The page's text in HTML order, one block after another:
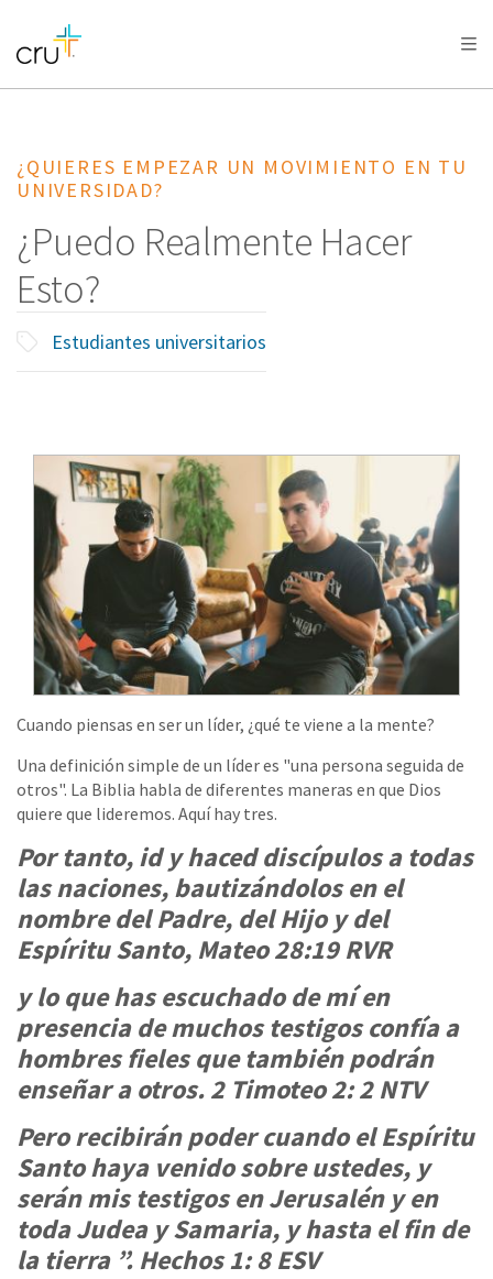
AFRICA
AMERICA / CARIBBEAN
OCEANIA
¿QUIERES EMPEZAR UN MOVIMIENTO EN TU
UNIVERSIDAD?
¿Puedo Realmente Hacer
Esto?
Estudiantes universitarios
Cuando piensas en ser un líder, ¿qué te viene a la mente?
Una definición simple de un líder es "una persona seguida de
otros". La Biblia habla de diferentes maneras en que Dios
quiere que lideremos. Aquí hay tres.
Por tanto, id y haced discípulos a todas
las naciones, bautizándolos en el
nombre del Padre, del Hijo y del
Espíritu Santo, Mateo 28:19 RVR
y lo que has escuchado de mí en
presencia de muchos testigos confía a
hombres fieles que también podrán
enseñar a otros. 2 Timoteo 2: 2 NTV
Pero recibirán poder cuando el Espíritu
Santo haya venido sobre ustedes, y
serán mis testigos en Jerusalén y en
toda Judea y Samaria, y hasta el fin de
la tierra ”. Hechos 1: 8 ESV